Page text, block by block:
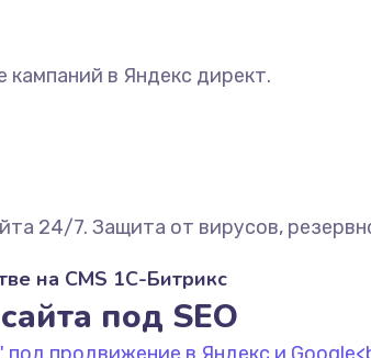
кампаний в Яндекс директ.
24/7. Защита от вирусов,
на CMS 1С-Битрикс
под SEO